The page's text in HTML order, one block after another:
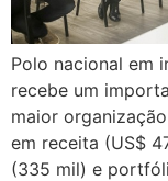
Polo nacional em
recebe um
maior
em receita (US$
(335 mil) e